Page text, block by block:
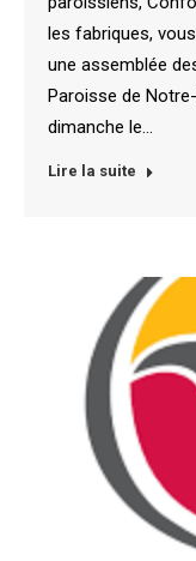
les fabriques,
une assemblée
Paroisse de
dimanche le…
Lire la suite